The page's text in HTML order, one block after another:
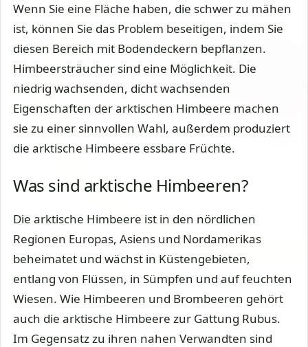
Wenn Sie eine Fläche haben, die schwer zu mähen
ist, können Sie das Problem beseitigen, indem Sie
diesen Bereich mit Bodendeckern bepflanzen.
Himbeersträucher sind eine Möglichkeit. Die
niedrig wachsenden, dicht wachsenden
Eigenschaften der arktischen Himbeere machen
sie zu einer sinnvollen Wahl, außerdem produziert
die arktische Himbeere essbare Früchte.
Was sind arktische Himbeeren?
Die arktische Himbeere ist in den nördlichen
Regionen Europas, Asiens und Nordamerikas
beheimatet und wächst in Küstengebieten,
entlang von Flüssen, in Sümpfen und auf feuchten
Wiesen. Wie Himbeeren und Brombeeren gehört
auch die arktische Himbeere zur Gattung Rubus.
Im Gegensatz zu ihren nahen Verwandten sind